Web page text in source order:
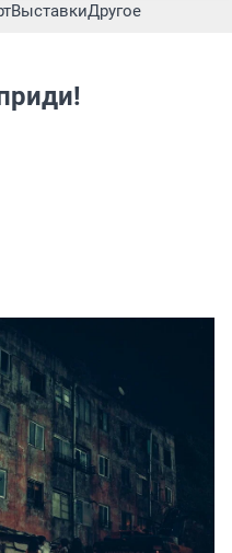
ВыставкиДругое